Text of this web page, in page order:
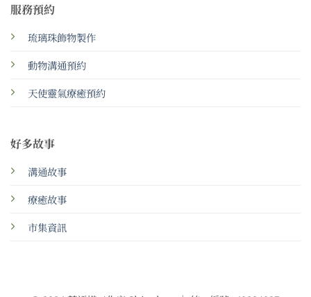
服務預約
琉璃珠飾物製作
動物溝通預約
天使靈氣療癒預約
好多故事
溝通故事
療癒故事
市集資訊